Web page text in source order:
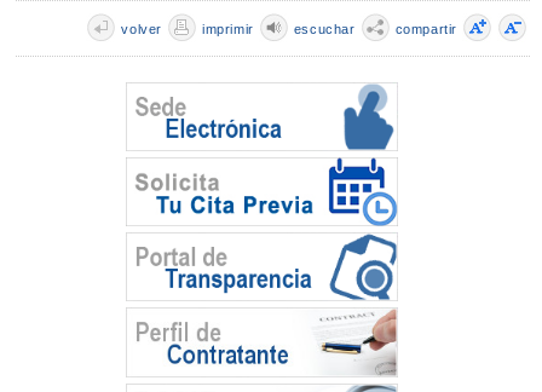
compartir
escuchar
imprimir
volver